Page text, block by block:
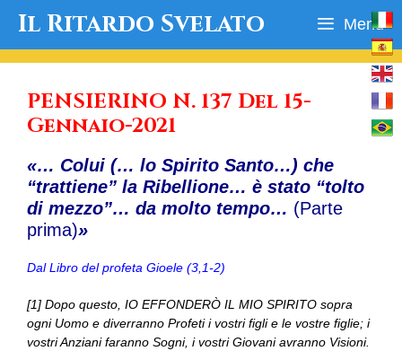
Il Ritardo Svelato Menu
PENSIERINO N. 137 Del 15-
Gennaio-2021
«… Colui (… lo Spirito Santo…) che
“trattiene” la Ribellione… è stato “tolto
di mezzo”… da molto tempo… (Parte
prima)»
Dal Libro del profeta Gioele (3,1-2)
[1] Dopo questo, IO EFFONDERÒ IL MIO SPIRITO sopra
ogni Uomo e diverranno Profeti i vostri figli e le vostre figlie; i
vostri Anziani faranno Sogni, i vostri Giovani avranno Visioni.